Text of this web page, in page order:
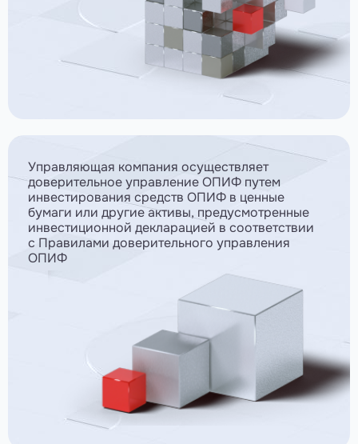
Управляющая компания осуществляет
доверительное управление ОПИФ путем
инвестирования средств ОПИФ в ценные
бумаги или другие активы, предусмотренные
инвестиционной декларацией в соответствии
с Правилами доверительного управления
ОПИФ